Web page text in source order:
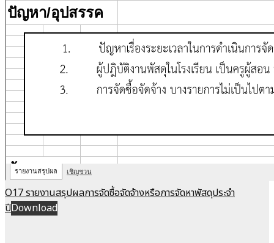
O17 รายงานสรุปผลการจัดซื้อจัดจ้างหรือการจัดหาพัสดุประจำ
ปีDownload